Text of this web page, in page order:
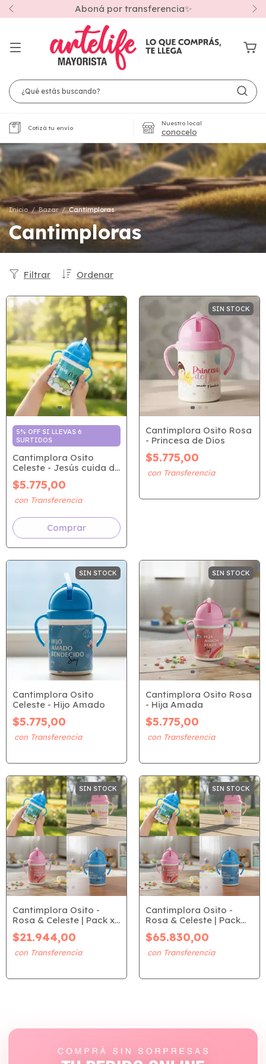
Aboná por transferencia✨
Cotizá tu envío
Nuestro local
conocelo
Inicio / Bazar / Cantimploras
Cantimploras
Ordenar
Filtrar
5% OFF SI LLEVAS 6
SURTIDOS
Cantimplora Osito
Celeste - Jesús cuida de
mí
$5.775,00
SIN STOCK
Cantimplora Osito Rosa
- Princesa de Dios
$5.775,00
SIN STOCK
Cantimplora Osito
Celeste - Hijo Amado
$5.775,00
SIN STOCK
Cantimplora Osito Rosa
- Hija Amada
$5.775,00
SIN STOCK
Cantimplora Osito -
Rosa & Celeste | Pack x4
(Surtidas)
$21.944,00
SIN STOCK
Cantimplora Osito -
Rosa & Celeste | Pack
x12 (Surtidas)
$65.830,00